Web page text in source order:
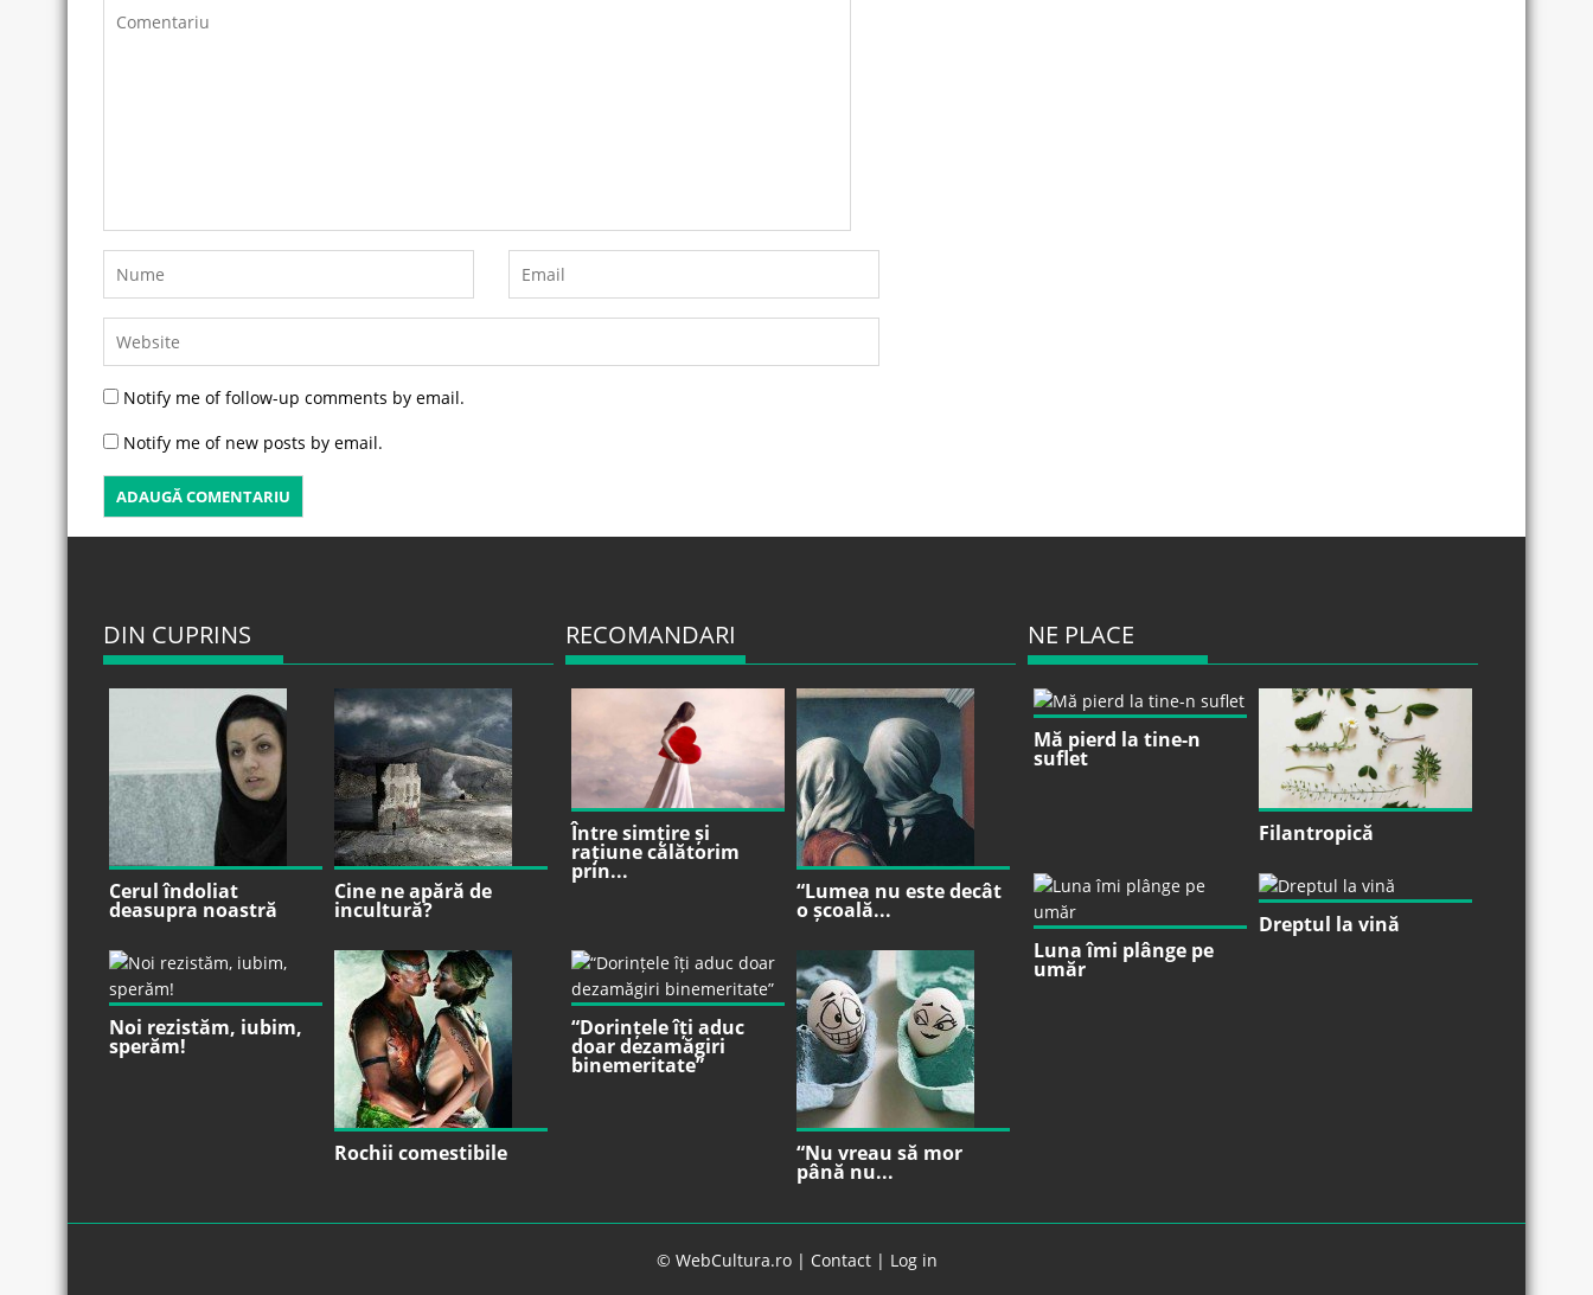
Notify me of follow-up comments by email.
Notify me of new posts by email.
DIN CUPRINS
Cerul îndoliat
deasupra noastră
Cine ne apără de
incultură?
Noi rezistăm, iubim,
sperăm!
Rochii comestibile
RECOMANDARI
Între simțire și
rațiune călătorim
prin...
“Lumea nu este decât
o școală...
“Dorințele îți aduc
doar dezamăgiri
binemeritate”
“Nu vreau să mor
până nu...
NE PLACE
Mă pierd la tine-n
suflet
Filantropică
Luna îmi plânge pe
umăr
Dreptul la vină
© WebCultura.ro | Contact| Log in